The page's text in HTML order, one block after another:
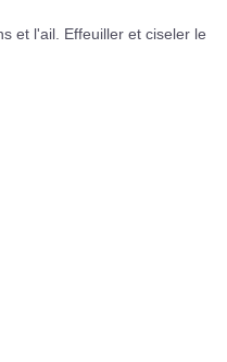
et l'ail. Effeuiller et ciseler le